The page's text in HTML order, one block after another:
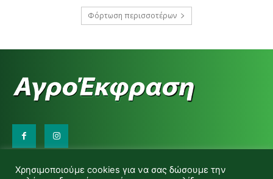
Φόρτωση περισσοτέρων
d.makas@yahoo.gr
Χρησιμοποιούμε cookies για να σας δώσουμε την